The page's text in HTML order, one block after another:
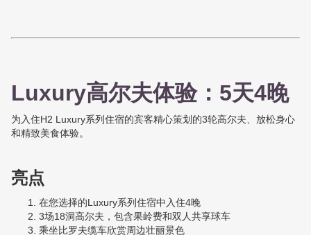
Luxury高尔夫体验：5天4晚
为入住H2 Luxury系列住宿的宾客精心策划的3轮高尔夫、放松身心
和精致美食体验。
亮点
在您选择的Luxury系列住宿中入住4晚
3场18洞高尔夫，包含果岭费和双人共享球车
乘坐比罗夫缆车欣赏周边壮丽景色